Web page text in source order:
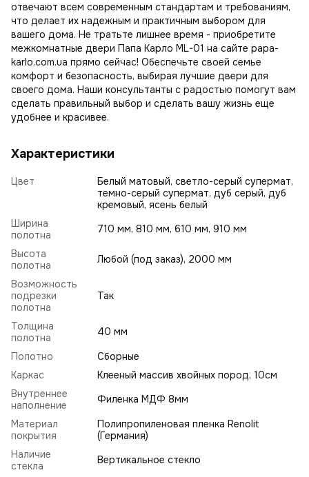
отвечают всем современным стандартам и требованиям,
что делает их надежным и практичным выбором для
вашего дома. Не тратьте лишнее время - приобретите
межкомнатные двери Папа Карло ML-01 на сайте papa-
karlo.com.ua прямо сейчас! Обеспечьте своей семье
комфорт и безопасность, выбирая лучшие двери для
своего дома. Наши консультанты с радостью помогут вам
сделать правильный выбор и сделать вашу жизнь еще
удобнее и красивее.
Характеристики
Цвет
Белый матовый, светло-серый супермат,
темно-серый супермат, дуб серый, дуб
кремовый, ясень белый
Ширина
полотна
710 мм, 810 мм, 610 мм, 910 мм
Высота
полотна
Любой (под заказ), 2000 мм
Возможность
подрезки
полотна
Так
Толщина
полотна
40 мм
Полотно
Сборные
Каркас
Клееный массив хвойных пород, 10см
Внутреннее
наполнение
Филенка МДФ 8мм
Материал
покрытия
Полипропиленовая пленка Renolit
(Германия)
Наличие
стекла
Вертикальное стекло